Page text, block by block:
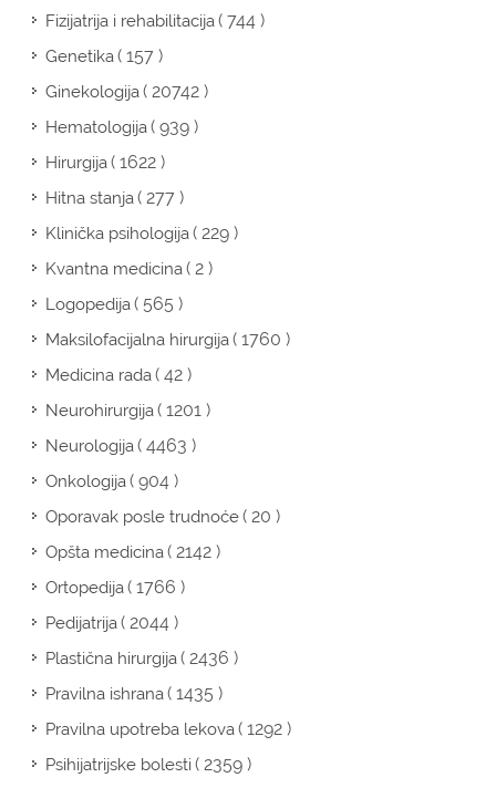
Fizijatrija i rehabilitacija( 744 )
Genetika( 157 )
Ginekologija( 20742 )
Hematologija( 939 )
Hirurgija( 1622 )
Hitna stanja( 277 )
Klinička psihologija( 229 )
Kvantna medicina( 2 )
Logopedija( 565 )
Maksilofacijalna hirurgija( 1760 )
Medicina rada( 42 )
Neurohirurgija( 1201 )
Neurologija( 4463 )
Onkologija( 904 )
Oporavak posle trudnoće( 20 )
Opšta medicina( 2142 )
Ortopedija( 1766 )
Pedijatrija( 2044 )
Plastična hirurgija( 2436 )
Pravilna ishrana( 1435 )
Pravilna upotreba lekova( 1292 )
Psihijatrijske bolesti( 2359 )